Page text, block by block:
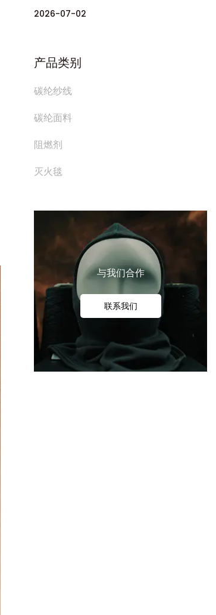
2026-07-02
产品类别
碳纶纱线
碳纶面料
阻燃剂
灭火毯
与我们合作
联系我们